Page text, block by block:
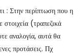
: Στην περίπτωση που η
(τραπεζικά
αναλογία, αυτά θα
προτάσεις. Πχ